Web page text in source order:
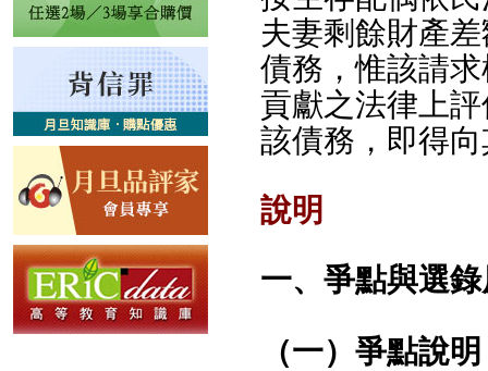
夫妻剩餘財產
債務，惟該請
貢獻之法律上
該債務，即得
說明
一、爭點與選
（一）爭點說明